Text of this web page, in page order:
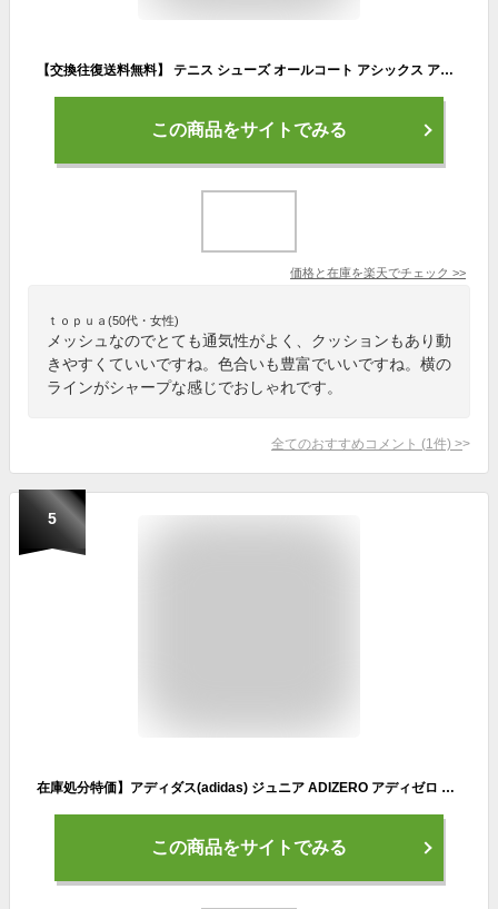
【交換往復送料無料】 テニス シューズ オールコート アシックス アップコート 4 PS UPCOURT 4 PS キッズ ジュニア 硬式テニス・ソフトテニス兼用 テニスシューズ メッシュ 1074A029
この商品をサイトでみる
価格と在庫を楽天でチェック >>
ｔｏｐｕａ(50代・女性)
メッシュなのでとても通気性がよく、クッションもあり動
きやすくていいですね。色合いも豊富でいいですね。横の
ラインがシャープな感じでおしゃれです。
全てのおすすめコメント (1 件) >
5
在庫処分特価】アディダス(adidas) ジュニア ADIZERO アディゼロ UBERSONIC 4K (オールコート用) ジュニアテニスシューズ GW2997-フットウエアホワイト(22y3m)[次回使えるクーポンプレゼント]
この商品をサイトでみる